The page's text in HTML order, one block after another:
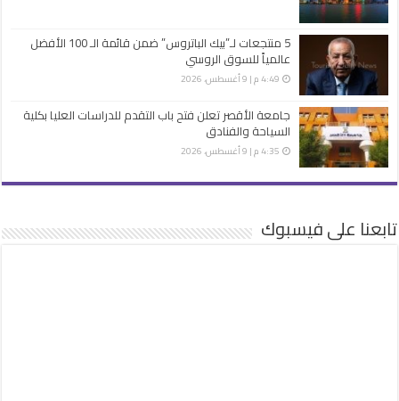
5 منتجعات لـ”بيك الباتروس” ضمن قائمة الـ 100 الأفضل
عالمياً للسوق الروسي
4:49 م | 9 أغسطس، 2026
جامعة الأقصر تعلن فتح باب التقدم للدراسات العليا بكلية
السياحة والفنادق
4:35 م | 9 أغسطس، 2026
تابعنا على فيسبوك